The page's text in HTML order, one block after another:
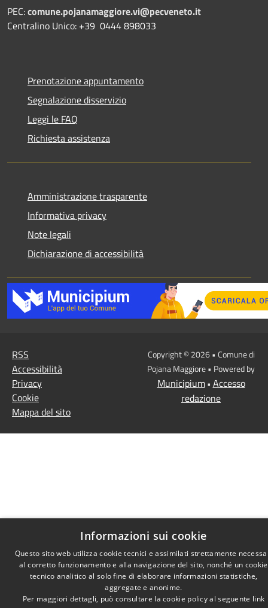
PEC:comune.pojanamaggiore.vi@pecveneto.it
Centralino Unico: +39 0444 898033
Prenotazione appuntamento
Segnalazione disservizio
Leggi le FAQ
Richiesta assistenza
Amministrazione trasparente
Informativa privacy
Note legali
Dichiarazione di accessibilità
RSS
Accessibilità
Privacy
Cookie
Mappa del sito
Copyright © 2026 • Comune di
Pojana Maggiore • Powered by
Municipium• Accesso
redazione
Informazioni sui cookie
Questo sito web utilizza cookie tecnici e assimilati strettamente
al corretto funzionamento e alla navigazione del sito, nonché un cookie
tecnico analitico al solo fine di elaborare informazioni statistiche,
aggregate e anonime.
Per maggiori dettagli, può consultare la cookie policy al seguente link